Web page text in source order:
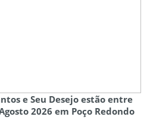
e Seu Desejo estão entre
2026 em Poço Redondo